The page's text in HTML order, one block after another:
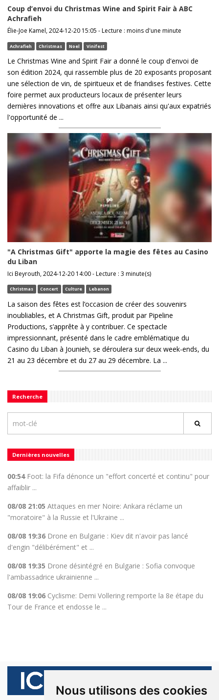
Nous utilisons des cookies
Coup d’envoi du Christmas Wine and Spirit Fair à ABC
Achrafieh
Élie-Joe Kamel, 2024-12-20 15:05 - Lecture : moins d'une minute
Achrafieh Christmas Noel Vinifest
Le Christmas Wine and Spirit Fair a donné le coup d'envoi de
son édition 2024, qui rassemble plus de 20 exposants proposant
une sélection de vin, de spiritueux et de friandises festives. Cette
foire permet aux producteurs locaux de présenter leurs
dernières innovations et offre aux Libanais ainsi qu'aux expatriés
l'opportunité de ...
"A Christmas Gift" apporte la magie des fêtes au Casino
du Liban
Ici Beyrouth, 2024-12-20 14:00 - Lecture : 3 minute(s)
Christmas Concert Culture Lebanon
La saison des fêtes est l’occasion de créer des souvenirs
inoubliables, et A Christmas Gift, produit par Pipeline
Productions, s’apprête à y contribuer. Ce spectacle
impressionnant, présenté dans le cadre emblématique du
Casino du Liban à Jounieh, se déroulera sur deux week-ends, du
21 au 23 décembre et du 27 au 29 décembre. La ...
Recherche
Dernières nouvelles
00:54 Foot: la Fifa dénonce un "effort concerté et continu" pour
affaiblir ...
08/08 21:05 Attaques en mer Noire: Ankara réclame un
"moratoire" à la Russie et l'Ukraine ...
08/08 19:36 Drone en Bulgarie : Kiev dit n'avoir pas lancé
d'engin "délibérément" et ...
08/08 19:35 Drone désintégré en Bulgarie : Sofia convoque
l'ambassadrice ukrainienne ...
08/08 19:06 Cyclisme: Demi Vollering remporte la 8e étape du
Tour de France et endosse le ...